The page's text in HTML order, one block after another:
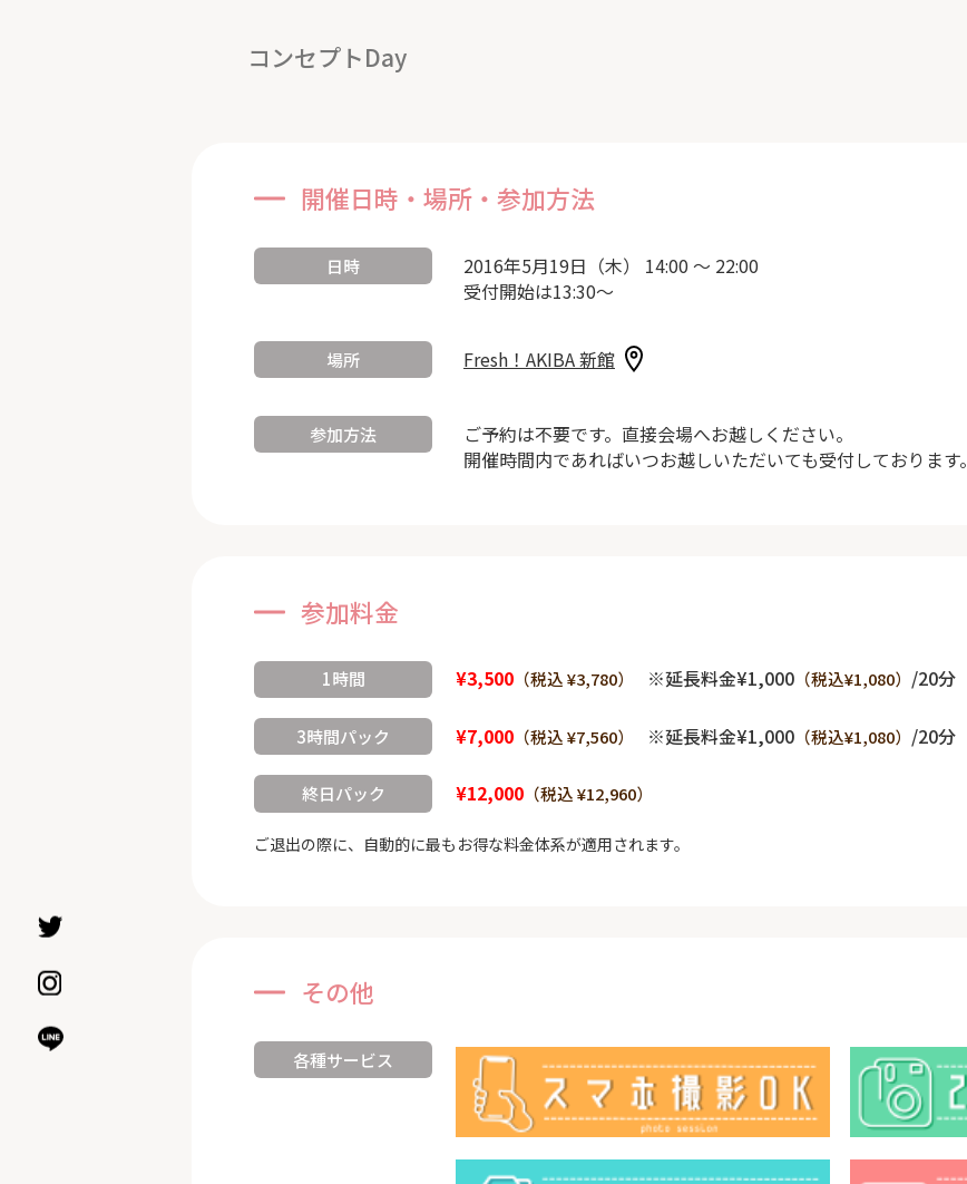
コンセプトDay
開催日時・場所・参加方法
日時
2016年5月19日（木） 14:00 ～ 22:00
受付開始は13:30～
場所 Fresh！AKIBA 新館
参加方法
ご予約は不要です。直接会場へお越しください。
開催時間内であればいつお越しいただいても受付しております。
参加料金
1時間 ¥3,500 （税込 ¥3,780） ※延長料金¥1,000 （税込¥1,080） /20分
3時間パック ¥7,000 （税込 ¥7,560） ※延長料金¥1,000 （税込¥1,080） /20分
終日パック ¥12,000 （税込 ¥12,960）
ご退出の際に、自動的に最もお得な料金体系が適用されます。
その他
各種サービス